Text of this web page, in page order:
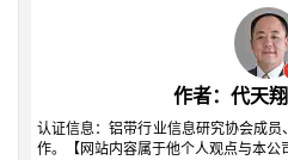
作者：代天翔
认证信息：铝带行业信息研究协会成
作。【网站内容属于他个人观点与本公